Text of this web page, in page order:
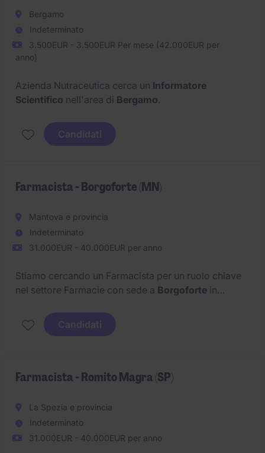
Bergamo
Indeterminato
3.500EUR - 3.500EUR Per mese (42.000EUR per
anno)
Azienda Nutraceutica cerca un Informatore
Scientifico nell'area di Bergamo.
Candidati
Farmacista - Borgoforte (MN)
Mantova e provincia
Indeterminato
31.000EUR - 40.000EUR per anno
Stiamo cercando un Farmacista per un ruolo chiave
nel settore Farmacie con sede a Borgoforte in
Candidati
Farmacista - Romito Magra (SP)
La Spezia e provincia
Indeterminato
31.000EUR - 40.000EUR per anno